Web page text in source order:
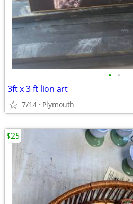
• •
3ft x 3 ft lion art
7/14 Plymouth
$25